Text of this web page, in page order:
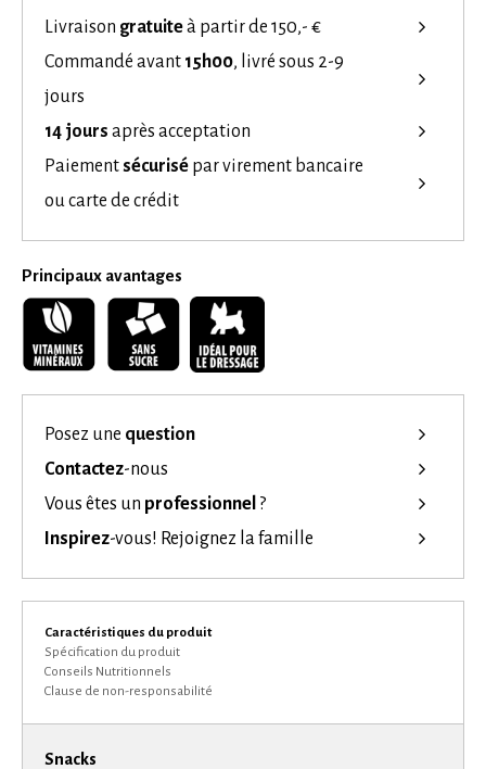
Livraison gratuiteà partir de 150,- €
Commandé avant 15h00, livré sous 2-9
jours
14 jours après acceptation
Paiementsécurisé par virement bancaire
ou carte de crédit
Principaux avantages
Posez une question
Contactez-nous
Vous êtes un professionnel ?
Inspirez-vous! Rejoignez la famille
Caractéristiques du produit
Spécification du produit
Conseils Nutritionnels
Clause de non-responsabilité
Snacks